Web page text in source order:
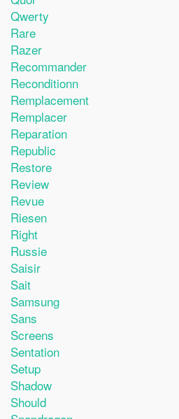
Qwerty
Rare
Razer
Recommander
Reconditionn
Remplacement
Remplacer
Reparation
Republic
Restore
Review
Revue
Riesen
Right
Russie
Saisir
Sait
Samsung
Sans
Screens
Sentation
Setup
Shadow
Should